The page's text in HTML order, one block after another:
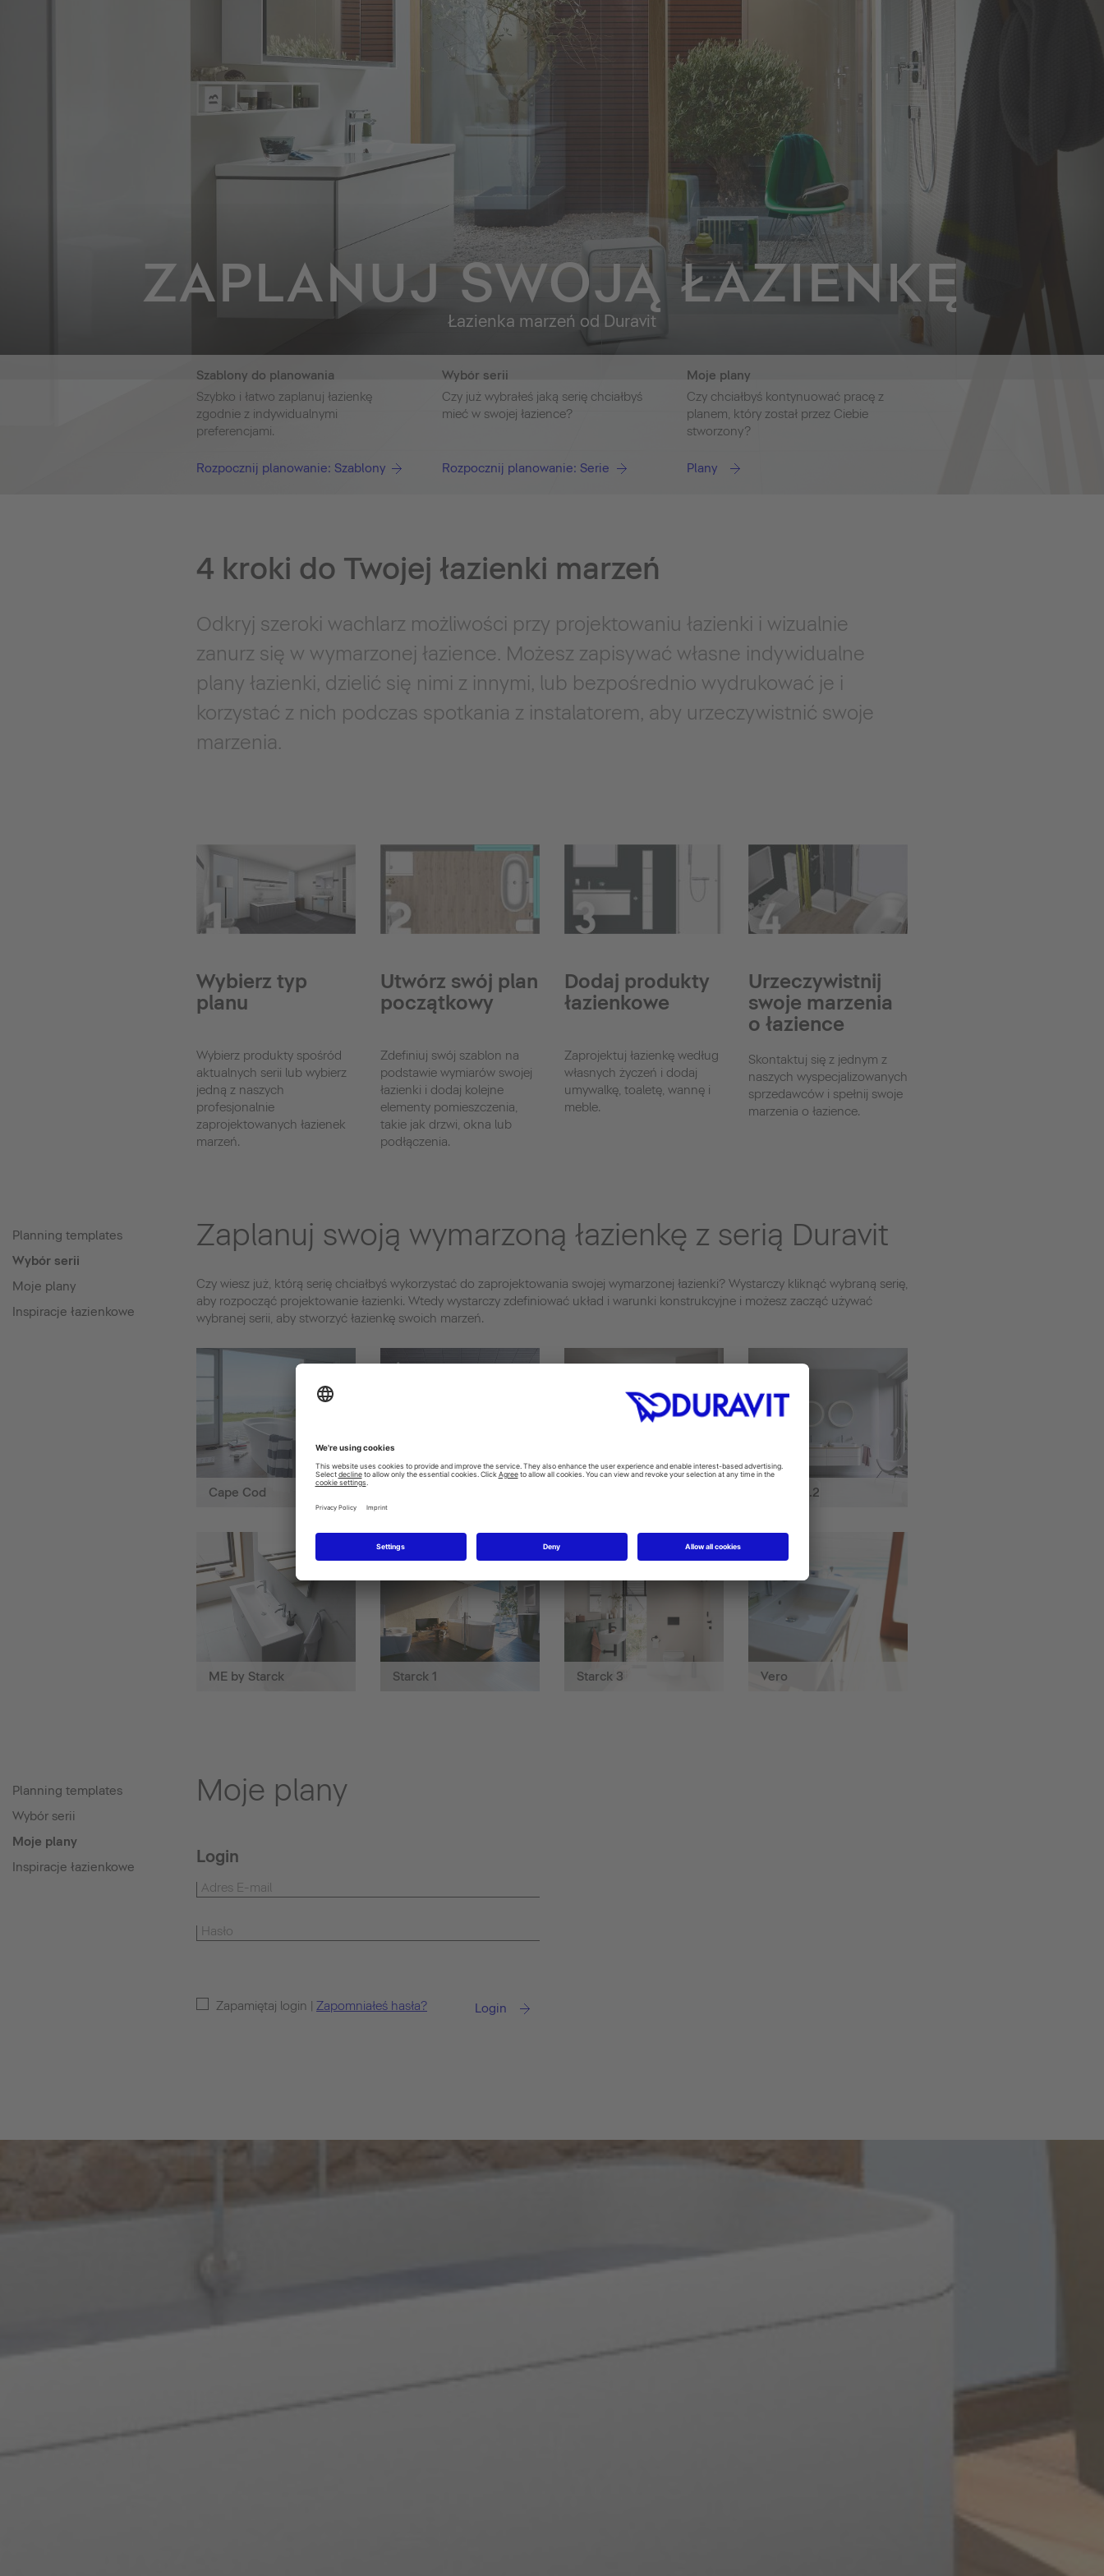
ZAPLANUJ SWOJĄ ŁAZIENKĘ
Łazienka marzeń od Duravit
Szablony do planowania
Szybko i łatwo zaplanuj łazienkę
zgodnie z indywidualnymi
preferencjami.
Rozpocznij planowanie: Szablony
Wybór serii
Czy już wybrałeś jaką serię chciałbyś
mieć w swojej łazience?
Rozpocznij planowanie: Serie
Moje plany
Czy chciałbyś kontynuować pracę z
planem, który został przez Ciebie
stworzony?
Plany
4 kroki do Twojej łazienki marzeń
Odkryj szeroki wachlarz możliwości przy projektowaniu łazienki i wizualnie
zanurz się w wymarzonej łazience. Możesz zapisywać własne indywidualne
plany łazienki, dzielić się nimi z innymi, lub bezpośrednio wydrukować je i
korzystać z nich podczas spotkania z instalatorem, aby urzeczywistnić swoje
marzenia.
Wybierz typ
planu
Wybierz produkty spośród
aktualnych serii lub wybierz
jedną z naszych
profesjonalnie
zaprojektowanych łazienek
marzeń.
Utwórz swój plan
początkowy
Zdefiniuj swój szablon na
podstawie wymiarów swojej
łazienki i dodaj kolejne
elementy pomieszczenia,
takie jak drzwi, okna lub
podłączenia.
Dodaj produkty
łazienkowe
Zaprojektuj łazienkę według
własnych życzeń i dodaj
umywalkę, toaletę, wannę i
meble.
Urzeczywistnij
swoje marzenia
o łazience
Skontaktuj się z jednym z
naszych wyspecjalizowanych
sprzedawców i spełnij swoje
marzenia o łazience.
Planning templates
Wybór serii
Moje plany
Inspiracje łazienkowe
Zaplanuj swoją wymarzoną łazienkę z serią Duravit
Czy wiesz już, którą serię chciałbyś wykorzystać do zaprojektowania swojej wymarzonej łazienki? Wystarczy kliknąć wybraną serię,
aby rozpocząć projektowanie łazienki. Wtedy wystarczy zdefiniować układ i warunki konstrukcyjne i możesz zacząć używać
wybranej serii, aby stworzyć łazienkę swoich marzeń.
Cape Cod Happy D.2
ME by Starck Starck 1 Starck 3 Vero
Planning templates
Wybór serii
Moje plany
Inspiracje łazienkowe
Moje plany
Login
Zapamiętaj login | Zapomniałeś hasła? Login